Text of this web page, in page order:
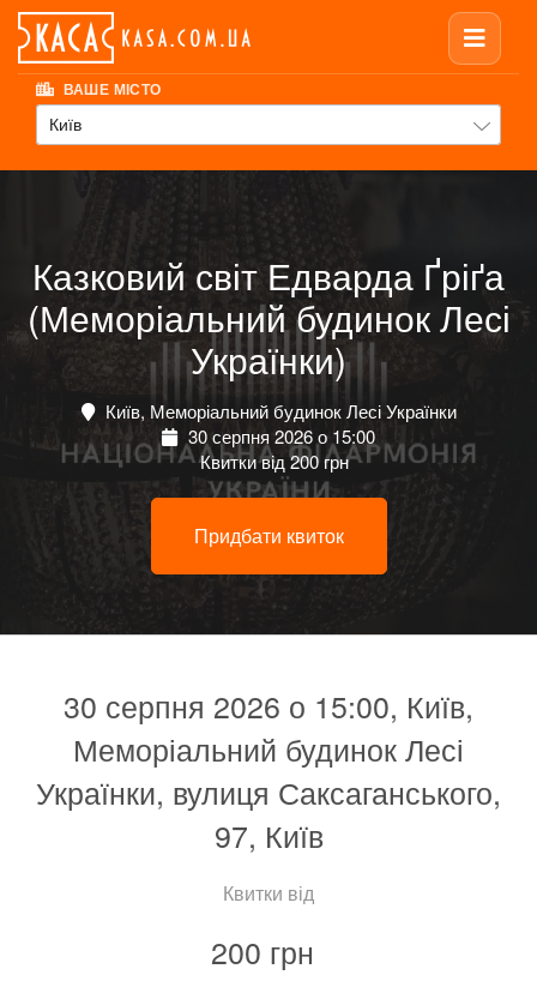
ВАШЕ МІСТО
Київ
Казковий світ Едварда Ґріґа
(Меморіальний будинок Лесі
Українки)
Київ, Меморіальний будинок Лесі Українки
30 серпня 2026 о 15:00
Квитки від 200 грн
Придбати квиток
30 серпня 2026 о 15:00, Київ,
Меморіальний будинок Лесі
Українки, вулиця Саксаганського,
97, Київ
Квитки від
200 грн